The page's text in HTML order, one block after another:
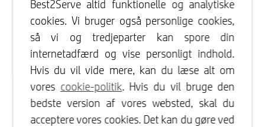
Best2Serve altid funktionelle og analytiske
cookies. Vi bruger også personlige cookies,
så vi og tredjeparter kan spore din
internetadfærd og vise personligt indhold.
Hvis du vil vide mere, kan du læse alt om
vores cookie-politik. Hvis du vil bruge den
bedste version af vores websted, skal du
acceptere vores cookies. Det kan du gøre ved